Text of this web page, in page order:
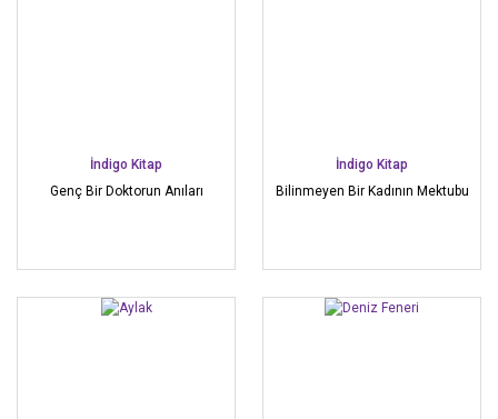
İndigo Kitap
Genç Bir Doktorun Anıları
İndigo Kitap
Bilinmeyen Bir Kadının Mektubu